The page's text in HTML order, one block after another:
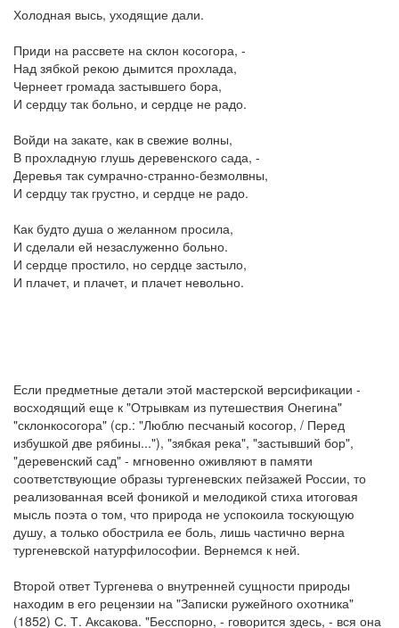
Холодная высь, уходящие дали.
Приди на рассвете на склон косогора, -
Над зябкой рекою дымится прохлада,
Чернеет громада застывшего бора,
И сердцу так больно, и сердце не радо.
Войди на закате, как в свежие волны,
В прохладную глушь деревенского сада, -
Деревья так сумрачно-странно-безмолвны,
И сердцу так грустно, и сердце не радо.
Как будто душа о желанном просила,
И сделали ей незаслуженно больно.
И сердце простило, но сердце застыло,
И плачет, и плачет, и плачет невольно.
Если предметные детали этой мастерской версификации -
восходящий еще к "Отрывкам из путешествия Онегина"
"склонкосогора" (ср.: "Люблю песчаный косогор, / Перед
избушкой две рябины..."), "зябкая река", "застывший бор",
"деревенский сад" - мгновенно оживляют в памяти
соответствующие образы тургеневских пейзажей России, то
реализованная всей фоникой и мелодикой стиха итоговая
мысль поэта о том, что природа не успокоила тоскующую
душу, а только обострила ее боль, лишь частично верна
тургеневской натурфилософии. Вернемся к ней.
Второй ответ Тургенева о внутренней сущности природы
находим в его рецензии на "Записки ружейного охотника"
(1852) С. Т. Аксакова. "Бесспорно, - говорится здесь, - вся она